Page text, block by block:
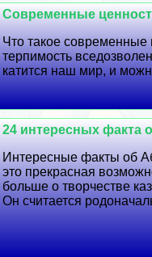
Современные
Что такое современные
терпимость
катится наш мир, и
24 интересных факта
Интересные факты об
это прекрасная
больше о творчестве
Он считается